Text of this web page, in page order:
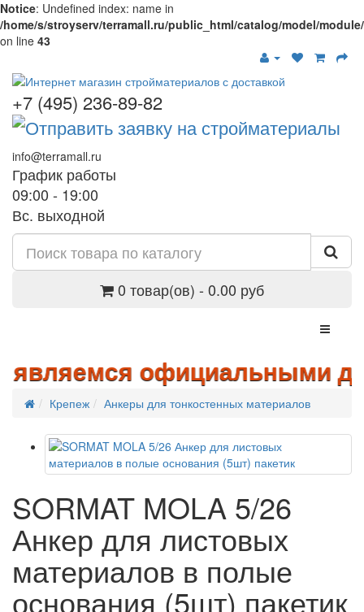
Notice: Undefined index: name in
/home/s/stroyserv/terramall.ru/public_html/catalog/model/
on line 43
+7 (495) 236-89-82
info@terramall.ru
График работы
09:00 - 19:00
Вс. выходной
0 товар(ов) - 0.00 руб
официальными
Крепеж Анкеры для тонкостенных материалов
SORMAT MOLA 5/26
Анкер для листовых
материалов в полые
основания (5шт) пакетик